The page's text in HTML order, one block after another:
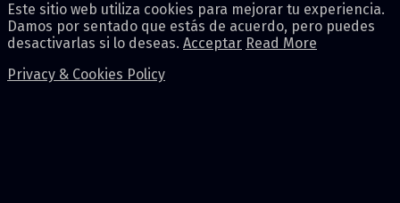
Este sitio web utiliza cookies para mejorar tu experiencia.
Damos por sentado que estás de acuerdo, pero puedes
desactivarlas si lo deseas. Acceptar Read More
Privacy & Cookies Policy